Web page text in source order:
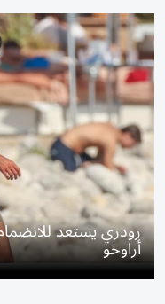
رودري يستعد
أراوخو